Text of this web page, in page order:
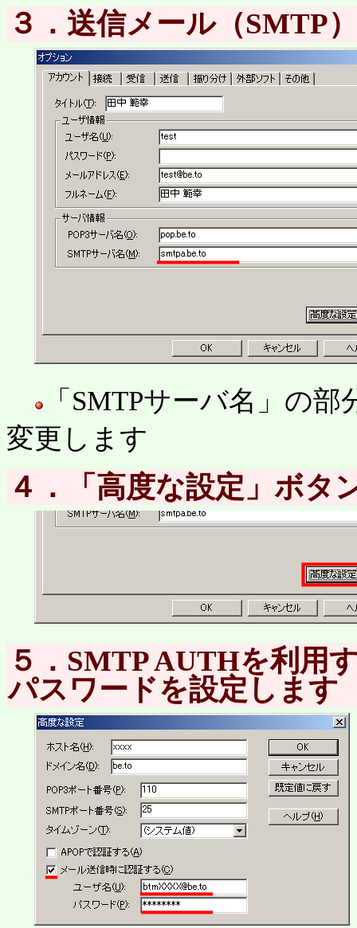
３．送信メール（SMTP
「SMTPサーバ名」の
変更します
４．「高度な設定」ボタ
５ ．SMTP AUTHを利用
パスワードを設定します